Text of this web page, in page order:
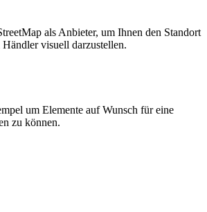
als Anbieter, um Ihnen den Standort
visuell darzustellen.
um Elemente auf Wunsch für eine
zu können.